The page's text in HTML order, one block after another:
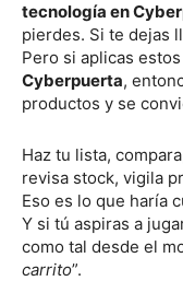
tecnología en
pierdes. Si te dejas
Pero si aplicas estos
Cyberpuerta,
productos y se
Haz tu lista,
revisa stock, vigila
Eso es lo que haría
Y si tú aspiras a
como tal desde el
carrito”.